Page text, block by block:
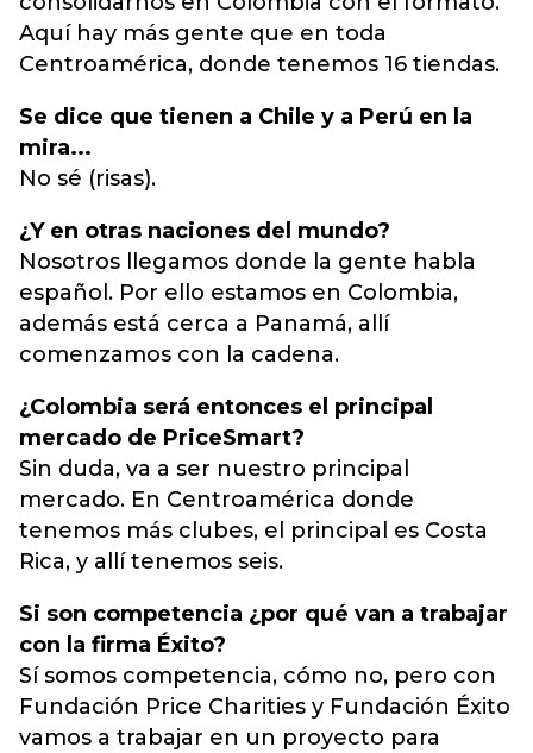
Aquí hay más gente que en toda
Centroamérica, donde tenemos 16 tiendas.
Se dice que tienen a Chile y a Perú en la
mira...
No sé (risas).
¿Y en otras naciones del mundo?
Nosotros llegamos donde la gente habla
español. Por ello estamos en Colombia,
además está cerca a Panamá, allí
comenzamos con la cadena.
¿Colombia será entonces el principal
mercado de PriceSmart?
Sin duda, va a ser nuestro principal
mercado. En Centroamérica donde
tenemos más clubes, el principal es Costa
Rica, y allí tenemos seis.
Si son competencia ¿por qué van a trabajar
con la firma Éxito?
Sí somos competencia, cómo no, pero con
Fundación Price Charities y Fundación Éxito
vamos a trabajar en un proyecto para